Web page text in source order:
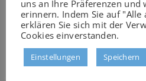
uns an Ihre Präferenzen und
erinnern. Indem Sie auf "Alle
erklären Sie sich mit der
Cookies einverstanden.
Einstellungen Speichern